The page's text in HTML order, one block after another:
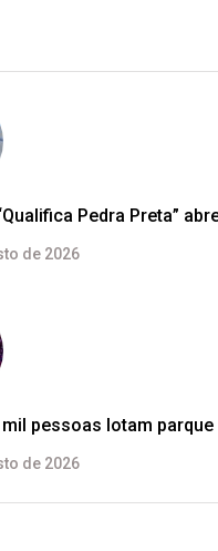
Pedra Preta”
de 2026
pessoas lotam parque
de 2026